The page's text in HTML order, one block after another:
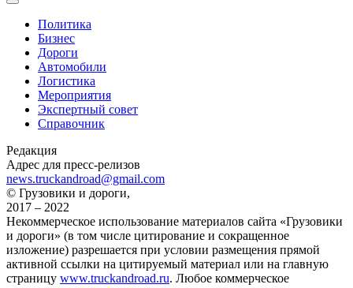
Политика
Бизнес
Дороги
Автомобили
Логистика
Мероприятия
Экспертный совет
Справочник
Редакция
Адрес для пресс-релизов
news.truckandroad@gmail.com
© Грузовики и дороги,
2017 – 2022
Некоммерческое использование материалов сайта «Грузовики
и дороги» (в том числе цитирование и сокращенное
изложение) разрешается при условии размещения прямой
активной ссылки на цитируемый материал или на главную
страницу www.truckandroad.ru. Любое коммерческое